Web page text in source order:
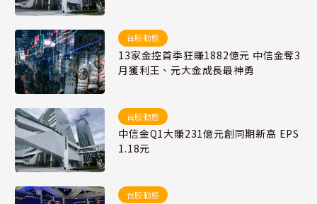
台股動態
13家金控首季狂賺1882億元 中信金奪3
月獲利王、元大金成長最神勇
台股動態
中信金Q1大賺231億元創同期新高 EPS
1.18元
台股動態